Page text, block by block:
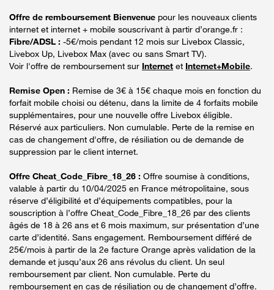
Offre de remboursement Bienvenue pour les nouveaux clients
internet et internet + mobile souscrivant à partir d’orange.fr :
Fibre/ADSL : -5€/mois pendant 12 mois sur Livebox Classic,
Livebox Up, Livebox Max (avec ou sans Smart TV).
Voir l'offre de remboursement sur Internet et Internet+Mobile.
Remise Open : Remise de 3€ à 15€ chaque mois en fonction du
forfait mobile choisi ou détenu, dans la limite de 4 forfaits mobile
supplémentaires, pour une nouvelle offre Livebox éligible.
Réservé aux particuliers. Non cumulable. Perte de la remise en
cas de changement d'offre, de résiliation ou de demande de
suppression par le client internet.
Offre Cheat_Code_Fibre_18_26 : Offre soumise à conditions,
valable à partir du 10/04/2025 en France métropolitaine, sous
réserve d’éligibilité et d’équipements compatibles, pour la
souscription à l’offre Cheat_Code_Fibre_18_26 par des clients
âgés de 18 à 26 ans et 6 mois maximum, sur présentation d’une
carte d’identité. Sans engagement. Remboursement différé de
25€/mois à partir de la 2e facture Orange après validation de la
demande et jusqu’aux 26 ans révolus du client. Un seul
remboursement par client. Non cumulable. Perte du
remboursement en cas de résiliation ou de changement d’offre.